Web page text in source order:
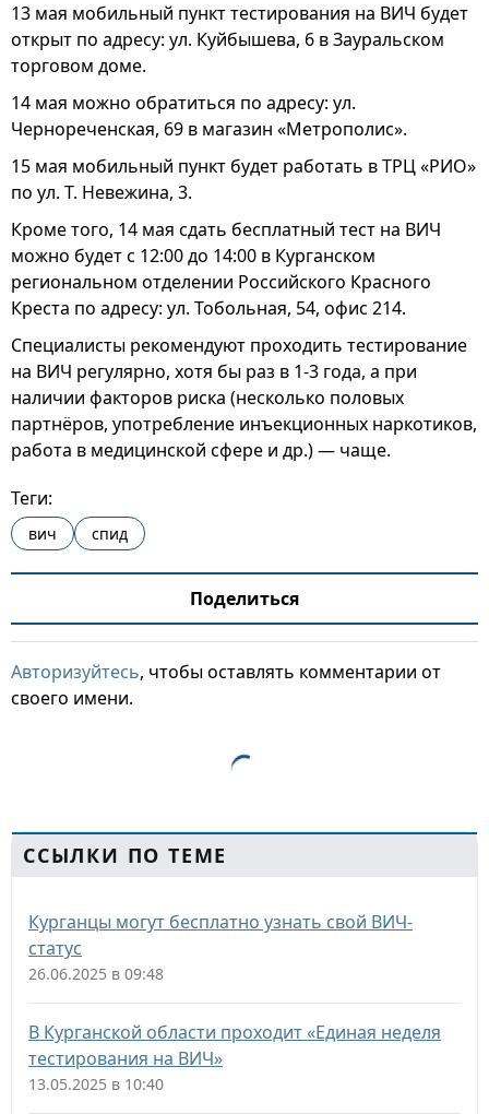
13 мая мобильный пункт тестирования на ВИЧ будет
открыт по адресу: ул. Куйбышева, 6 в Зауральском
торговом доме.
14 мая можно обратиться по адресу: ул.
Чернореченская, 69 в магазин «Метрополис».
15 мая мобильный пункт будет работать в ТРЦ «РИО»
по ул. Т. Невежина, 3.
Кроме того, 14 мая сдать бесплатный тест на ВИЧ
можно будет с 12:00 до 14:00 в Курганском
региональном отделении Российского Красного
Креста по адресу: ул. Тобольная, 54, офис 214.
Специалисты рекомендуют проходить тестирование
на ВИЧ регулярно, хотя бы раз в 1-3 года, а при
наличии факторов риска (несколько половых
партнёров, употребление инъекционных наркотиков,
работа в медицинской сфере и др.) — чаще.
Теги:
вич спид
Поделиться
Авторизуйтесь, чтобы оставлять комментарии от
своего имени.
ССЫЛКИ ПО ТЕМЕ
Курганцы могут бесплатно узнать свой ВИЧ-
статус
26.06.2025 в 09:48
В Курганской области проходит «Единая неделя
тестирования на ВИЧ»
13.05.2025 в 10:40